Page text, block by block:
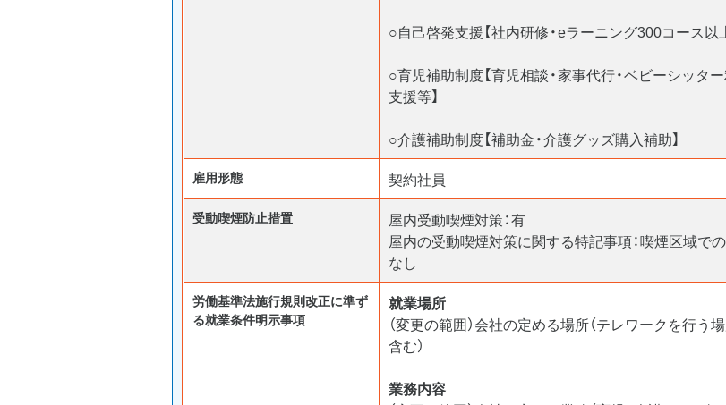
○自己啓発支援【社内研修・eラーニング300コース以
○育児補助制度【育児相談・家事代行・ベビーシッタ
支援等】
○介護補助制度【補助金・介護グッズ購入補助】
雇用形態 契約社員
受動喫煙防⽌措置
屋内受動喫煙対策：有
屋内の受動喫煙対策に関する特記事項：喫煙区域で
なし
労働基準法施行規則改正に準ず
る就業条件明示事項
就業場所
（変更の範囲）会社の定める場所（テレワークを行う
含む）
業務内容